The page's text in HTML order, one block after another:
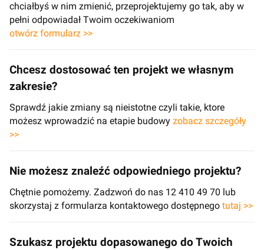
chciałbyś w nim zmienić, przeprojektujemy go tak, aby w
pełni odpowiadał Twoim oczekiwaniom
otwórz formularz >>
Chcesz dostosować ten projekt we własnym
zakresie?
Sprawdź jakie zmiany są nieistotne czyli takie, ktore
możesz wprowadzić na etapie budowy zobacz szczegóły
>>
Nie możesz znaleźć odpowiedniego projektu?
Chętnie pomożemy. Zadzwoń do nas 12 410 49 70 lub
skorzystaj z formularza kontaktowego dostępnego tutaj >>
Szukasz projektu dopasowanego do Twoich